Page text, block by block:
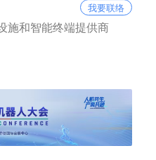
我要联络
施和智能终端提供商